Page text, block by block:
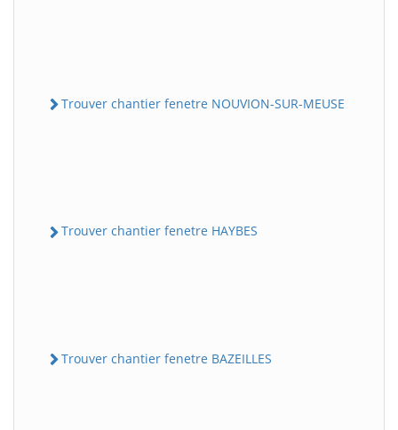
Trouver chantier fenetre NOUVION-SUR-MEUSE
Trouver chantier fenetre HAYBES
Trouver chantier fenetre BAZEILLES